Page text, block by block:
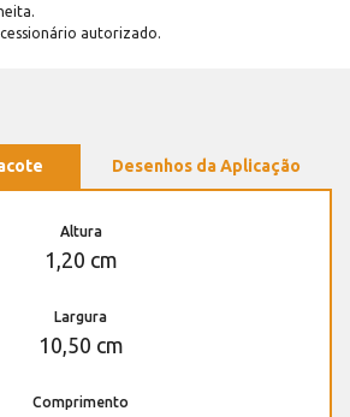
autorizado.
Desenhos da Aplicação
Altura
1,20 cm
Largura
10,50 cm
Comprimento